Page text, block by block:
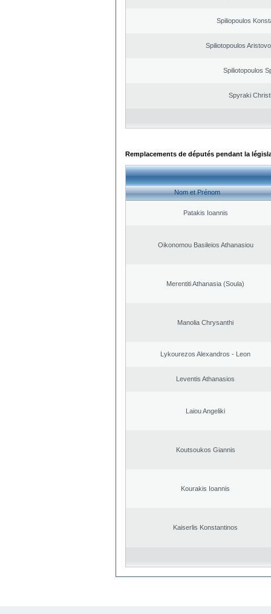
Spiliopoulos
Spiliotopoulos
Spiliotopoulos
Spyraki
Remplacements de députés pendant la
Nom et Prénom
Patakis Ioannis
Oikonomou Basileios Athanasiou
Merentiti Athanasia (Soula)
Manolia Chrysanthi
Lykourezos Alexandros - Leon
Leventis Athanasios
Laiou Angeliki
Koutsoukos Giannis
Kourakis Ioannis
Kaiserlis Konstantinos